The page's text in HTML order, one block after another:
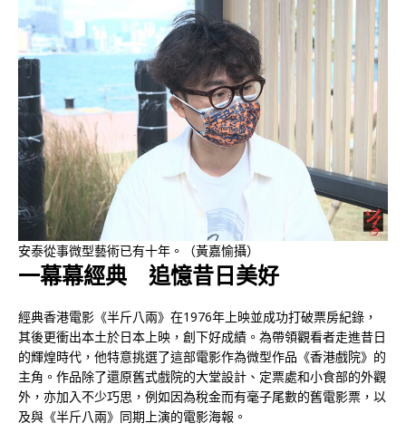
安泰從事微型藝術已有十年。（黃嘉愉攝）
一幕幕經典 追憶昔日美好
經典香港電影《半斤八兩》在1976年上映並成功打破票房紀錄，
其後更衝出本土於日本上映，創下好成績。為帶領觀看者走進昔日
的輝煌時代，他特意挑選了這部電影作為微型作品《香港戲院》的
主角。作品除了還原舊式戲院的大堂設計、定票處和小食部的外觀
外，亦加入不少巧思，例如因為稅金而有毫子尾數的舊電影票，以
及與《半斤八兩》同期上演的電影海報。